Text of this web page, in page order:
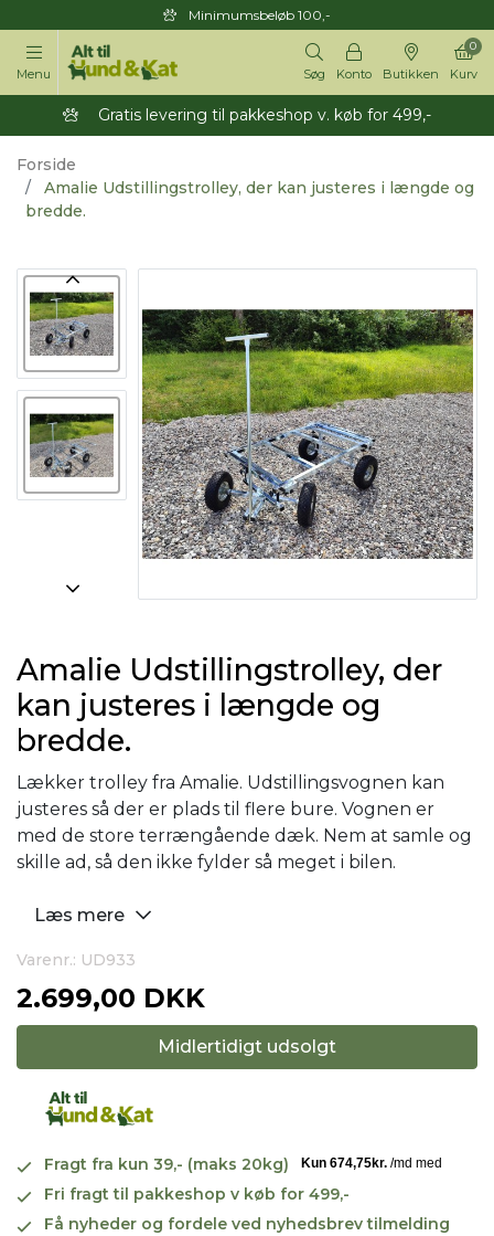
Minimumsbeløb 100,-
Menu Søg Konto Butikken Kurv
0
Gratis levering til pakkeshop v. køb for 499,-
Forside
Amalie Udstillingstrolley, der kan justeres i længde og
bredde.
Amalie Udstillingstrolley, der
kan justeres i længde og
bredde.
Lækker trolley fra Amalie. Udstillingsvognen kan
justeres så der er plads til flere bure. Vognen er
med de store terrængående dæk. Nem at samle og
skille ad, så den ikke fylder så meget i bilen.
Læs mere
Varenr.: UD933
2.699,00 DKK
Midlertidigt udsolgt
Fragt fra kun 39,- (maks 20kg)
Fri fragt til pakkeshop v køb for 499,-
Få nyheder og fordele ved nyhedsbrev tilmelding